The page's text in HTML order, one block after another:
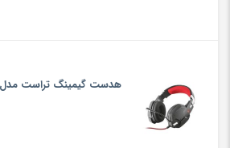
هدست گیمینگ تراست مدل GXT 322 Carus